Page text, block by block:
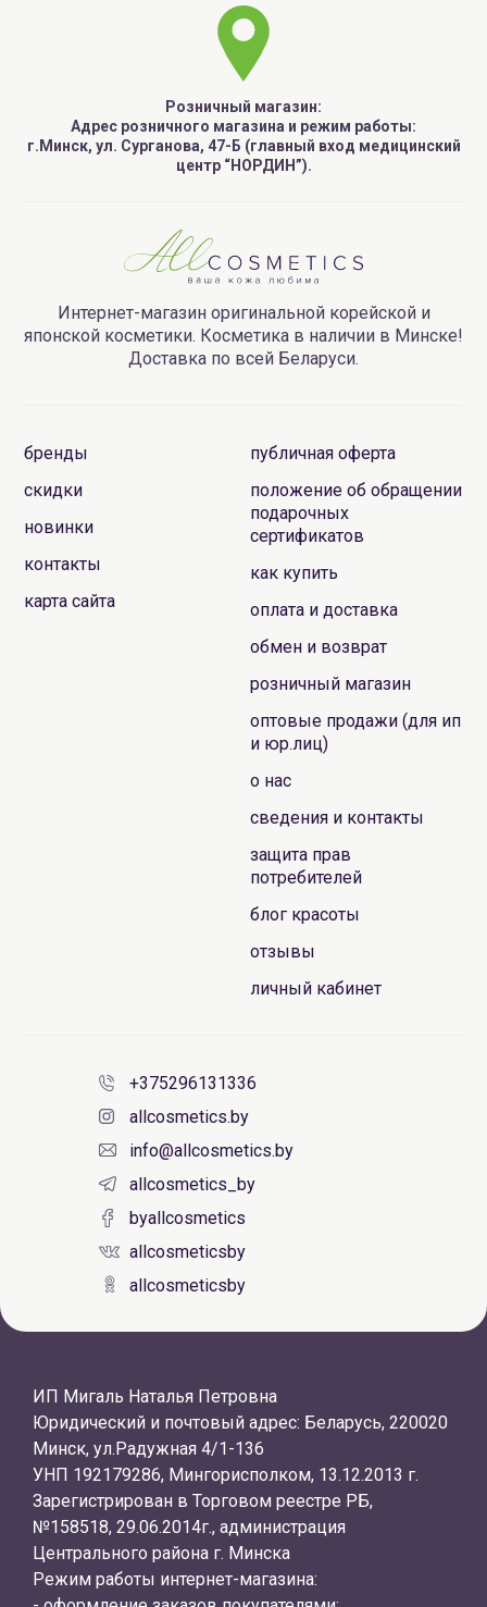
Розничный магазин:
Адрес розничного магазина и режим работы:
г.Минск, ул. Сурганова, 47-Б (главный вход медицинский
центр “НОРДИН”).
Интернет-магазин оригинальной корейской и
японской косметики. Косметика в наличии в Минске!
Доставка по всей Беларуси.
бренды
скидки
новинки
контакты
карта сайта
публичная оферта
положение об обращении
подарочных
сертификатов
как купить
оплата и доставка
обмен и возврат
розничный магазин
оптовые продажи (для ип
и юр.лиц)
о нас
сведения и контакты
защита прав
потребителей
блог красоты
отзывы
личный кабинет
+375296131336
allcosmetics.by
info@allcosmetics.by
allcosmetics_by
byallcosmetics
allcosmeticsby
allcosmeticsby
ИП Мигаль Наталья Петровна
Юридический и почтовый адрес: Беларусь, 220020
Минск, ул.Радужная 4/1-136
УНП 192179286, Мингорисполком, 13.12.2013 г.
Зарегистрирован в Торговом реестре РБ,
№158518, 29.06.2014г., администрация
Центрального района г. Минска
Режим работы интернет-магазина: